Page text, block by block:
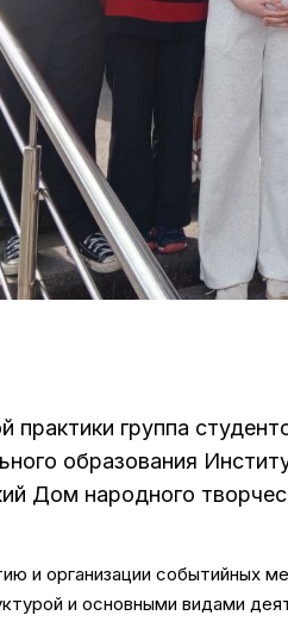
практики группа
образования
Дом народного
и организации событийных
и основными видами